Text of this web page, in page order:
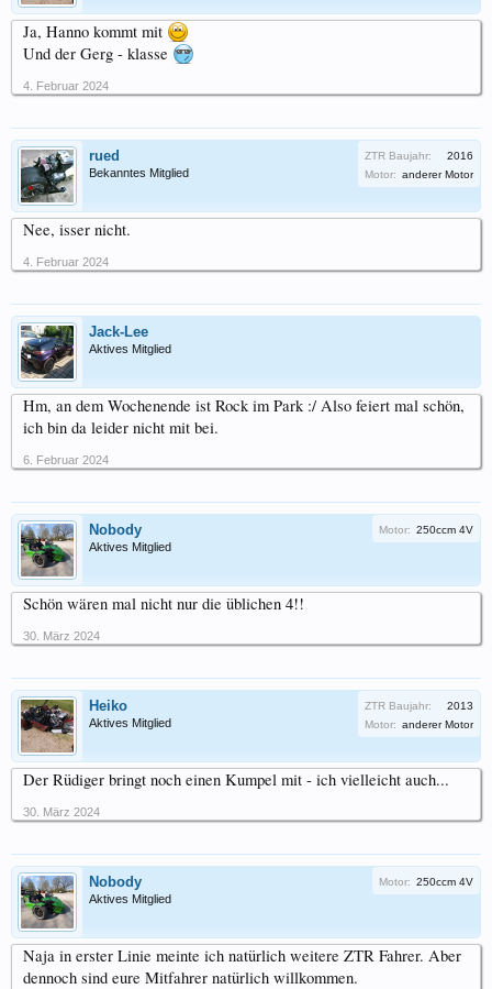
Ja, Hanno kommt mit
Und der Gerg - klasse
4. Februar 2024
rued
Bekanntes Mitglied
ZTR Baujahr:
2016
Motor: anderer Motor
Nee, isser nicht.
4. Februar 2024
Jack-Lee
Aktives Mitglied
Hm, an dem Wochenende ist Rock im Park :/ Also feiert mal schön,
ich bin da leider nicht mit bei.
6. Februar 2024
Nobody
Aktives Mitglied
Motor: 250ccm 4V
Schön wären mal nicht nur die üblichen 4!!
30. März 2024
Heiko
Aktives Mitglied
ZTR Baujahr:
2013
Motor: anderer Motor
Der Rüdiger bringt noch einen Kumpel mit - ich vielleicht auch...
30. März 2024
Nobody
Aktives Mitglied
Motor: 250ccm 4V
Naja in erster Linie meinte ich natürlich weitere ZTR Fahrer. Aber
dennoch sind eure Mitfahrer natürlich willkommen.